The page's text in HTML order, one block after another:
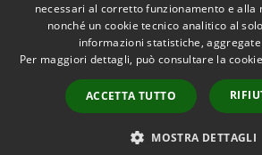
RSS
Accessibilità
by
necessari al corretto funzionamento e alla
nonché un cookie tecnico analitico al
informazioni statistiche,
Per maggiori dettagli, può consultare la
ACCETTA TUTTO
MOSTRA DETTAGLI